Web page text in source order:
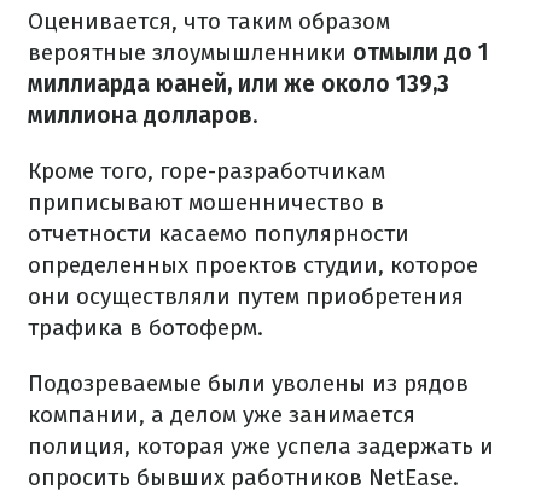
Оценивается, что таким образом
вероятные злоумышленники отмыли до 1
миллиарда юаней, или же около 139,3
миллиона долларов.
Кроме того, горе-разработчикам
приписывают мошенничество в
отчетности касаемо популярности
определенных проектов студии, которое
они осуществляли путем приобретения
трафика в ботоферм.
Подозреваемые были уволены из рядов
компании, а делом уже занимается
полиция, которая уже успела задержать и
опросить бывших работников NetEase.